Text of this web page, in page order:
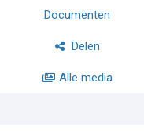
Documenten
Delen
Alle media